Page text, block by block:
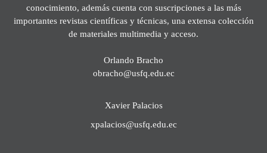
conocimiento, además cuenta con suscripciones a las más
importantes revistas científicas y técnicas, una extensa colección
de materiales multimedia y acceso.
Orlando Bracho
obracho@usfq.edu.ec
Xavier Palacios
xpalacios@usfq.edu.ec